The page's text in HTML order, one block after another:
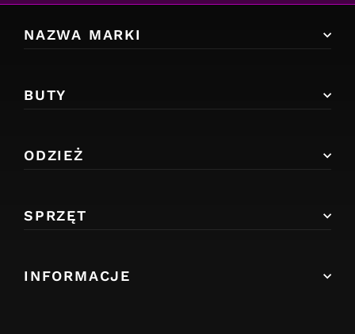
NAZWA MARKI
BUTY
ODZIEŻ
SPRZĘT
INFORMACJE